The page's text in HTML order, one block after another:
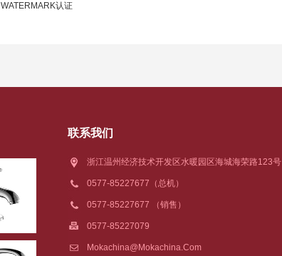
WATERMARK认证
联系我们
浙江温州经济技术开发区水暖园区海城海荣路123号
0577-85227677（总机）
0577-85227677 （销售）
0577-85227079
Mokachina@mokachina.com